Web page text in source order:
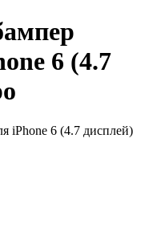
6 (4.7
iPhone 6 (4.7 дисплей)